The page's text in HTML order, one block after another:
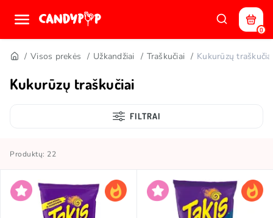
0
Visos prekės Užkandžiai Traškučiai Kukurūzų traškučiai
Kukurūzų traškučiai
FILTRAI
Produktų: 22